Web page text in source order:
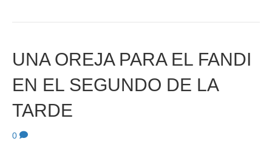
UNA OREJA PARA EL FANDI
EN EL SEGUNDO DE LA
TARDE
0